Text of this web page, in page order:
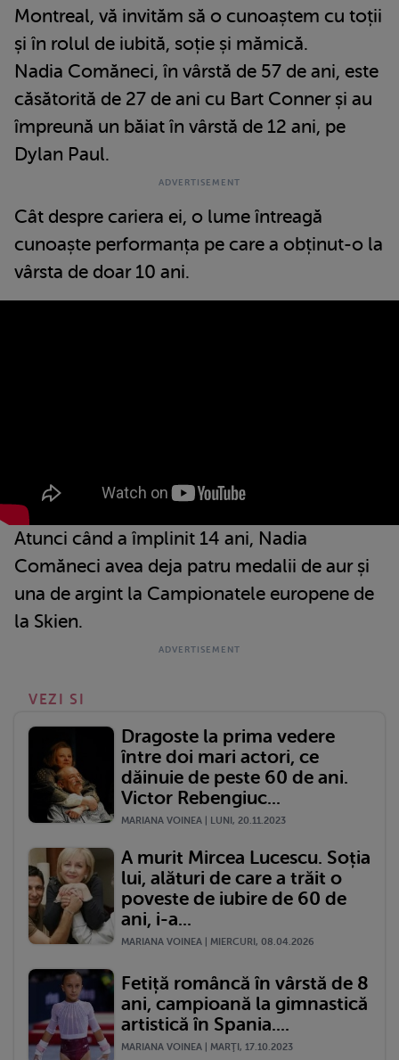
Montreal, vă invităm să o cunoaștem cu toții
și în rolul de iubită, soție și mămică.
Nadia Comăneci, în vârstă de 57 de ani, este
căsătorită de 27 de ani cu Bart Conner și au
împreună un băiat în vârstă de 12 ani, pe
Dylan Paul.
Cât despre cariera ei, o lume întreagă
cunoaște performanța pe care a obținut-o la
vârsta de doar 10 ani.
Atunci când a împlinit 14 ani, Nadia
Comăneci avea deja patru medalii de aur și
una de argint la Campionatele europene de
la Skien.
VEZI SI
Dragoste la prima vedere
între doi mari actori, ce
dăinuie de peste 60 de ani.
Victor Rebengiuc...
MARIANA VOINEA | LUNI, 20.11.2023
A murit Mircea Lucescu. Soția
lui, alături de care a trăit o
poveste de iubire de 60 de
ani, i-a...
MARIANA VOINEA | MIERCURI, 08.04.2026
Fetiță româncă în vârstă de 8
ani, campioană la gimnastică
artistică în Spania....
MARIANA VOINEA | MARŢI, 17.10.2023